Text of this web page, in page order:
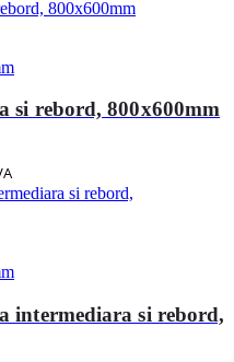
si rebord, 800x600mm
intermediara si rebord,